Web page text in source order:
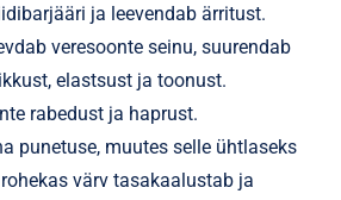
ja leevendab ärritust.
veresoonte seinu, suurendab
elastsust ja toonust.
rabedust ja haprust.
punetuse, muutes selle ühtlaseks
värv tasakaalustab ja